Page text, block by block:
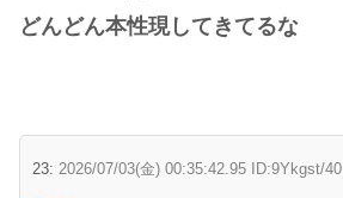
どんどん本性現してきてるな
23: 2026/07/03(金) 00:35:42.95 ID:9Ykgst/40